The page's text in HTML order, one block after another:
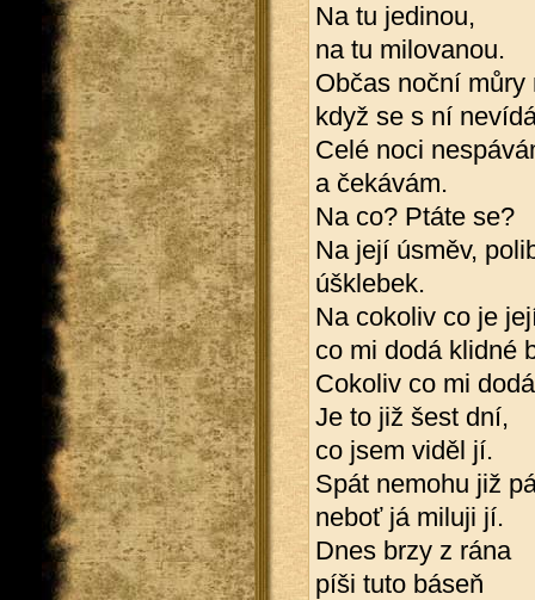
Na tu jedinou,
na tu milovanou.
Občas noční můry
když se s ní
Celé noci
a čekávám.
Na co? Ptáte se?
Na její úsměv,
úšklebek.
Na cokoliv co je
co mi dodá klidné
Cokoliv co mi
Je to již šest dní,
co jsem viděl jí.
Spát nemohu již
neboť já miluji jí.
Dnes brzy z rána
píši tuto báseň